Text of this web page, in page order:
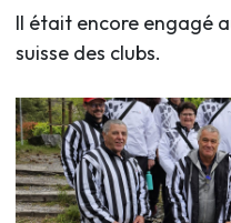
Il était encore engagé
suisse des clubs.